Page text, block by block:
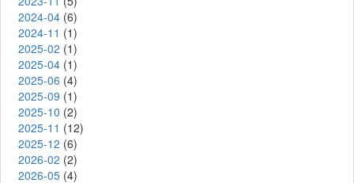
2024-04 (6)
2024-11 (1)
2025-02 (1)
2025-04 (1)
2025-06 (4)
2025-09 (1)
2025-10 (2)
2025-11 (12)
2025-12 (6)
2026-02 (2)
2026-05 (4)